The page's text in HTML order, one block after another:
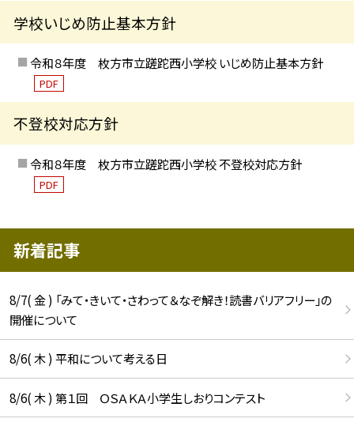
学校いじめ防止基本方針
令和８年度 枚方市立蹉跎西小学校 いじめ防止基本方針
PDF
不登校対応方針
令和８年度 枚方市立蹉跎西小学校 不登校対応方針
PDF
新着記事
8/7( 金 ) 「みて・きいて・さわって＆なぞ解き！読書バリアフリー」の
開催について
8/6( 木 ) 平和について考える日
8/6( 木 ) 第１回 ＯＳＡＫＡ小学生しおりコンテスト